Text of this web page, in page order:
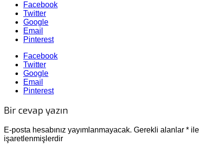
Facebook
Twitter
Google
Email
Pinterest
Facebook
Twitter
Google
Email
Pinterest
Bir cevap yazın
E-posta hesabınız yayımlanmayacak. Gerekli alanlar * ile
işaretlenmişlerdir